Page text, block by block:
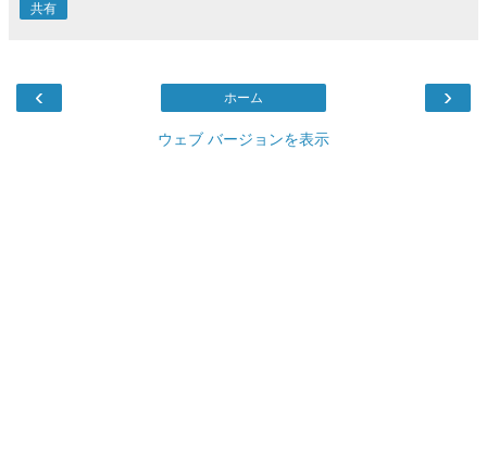
共有
‹ ›
ホーム
ウェブ バージョンを表示